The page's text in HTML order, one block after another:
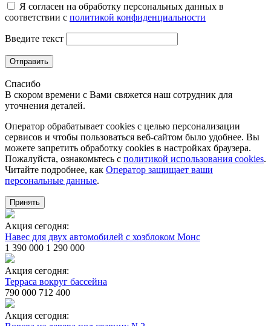
Я согласен на обработку персональных данных в
соответствии с политикой конфиденциальности
Введите текст
Отправить
Спасибо
В скором времени с Вами свяжется наш сотрудник для
уточнения деталей.
Оператор обрабатывает cookies с целью персонализации
сервисов и чтобы пользоваться веб-сайтом было удобнее. Вы
можете запретить обработку сookies в настройках браузера.
Пожалуйста, ознакомьтесь с политикой использования cookies.
Читайте подробнее, как Оператор защищает ваши
персональные данные.
Принять
Акция сегодня:
Навес для двух автомобилей с хозблоком Монс
1 390 000 1 290 000
Акция сегодня:
Терраса вокруг бассейна
790 000 712 400
Акция сегодня: